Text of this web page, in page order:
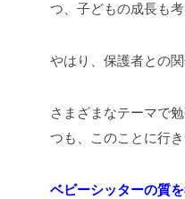
つ、子どもの成長も考
やはり、保護者との関
さまざまなテーマで
つも、このことに行き
ベビーシッターの質